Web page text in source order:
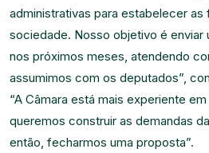
administrativas para estabelecer
sociedade. Nosso objetivo é enviar
nos próximos meses, atendendo
assumimos com os deputados”,
“A Câmara está mais experiente
queremos construir as demandas
então, fecharmos uma proposta”.